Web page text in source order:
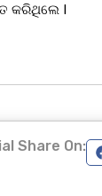
କରିଥିଲେ I
Share On: